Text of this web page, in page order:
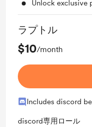
Unlock exclusive
ラプトル
$10/month
Includes discord
discord専用ロール